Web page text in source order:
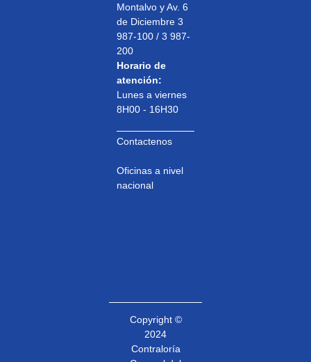
Montalvo y Av. 6
de Diciembre 3
987-100 / 3 987-
200
Horario de
atención:
Lunes a viernes
8H00 - 16H30
Contactenos
Oficinas a nivel
nacional
Copyright ©
2024
Contraloría